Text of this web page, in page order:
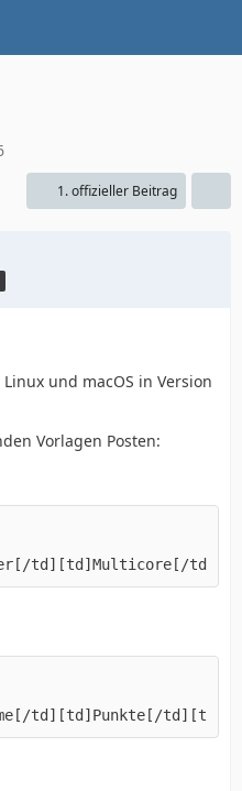
1. offizieller Beitrag
und macOS in Version
Vorlagen Posten:
td][td]Multicore[/
td][td]Punkte[/